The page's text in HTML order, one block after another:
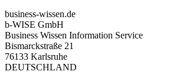
business-wissen.de
b-WISE GmbH
Business Wissen Information Service
Bismarckstraße 21
76133 Karlsruhe
DEUTSCHLAND